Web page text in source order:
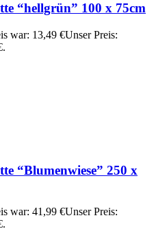
“hellgrün” 100 x 75cm
war: 13,49 €Unser Preis:
“Blumenwiese” 250 x
war: 41,99 €Unser Preis: